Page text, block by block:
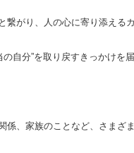
がり、人の心に寄り添える
自分”を取り戻すきっかけを届
、家族のことなど、さまざ